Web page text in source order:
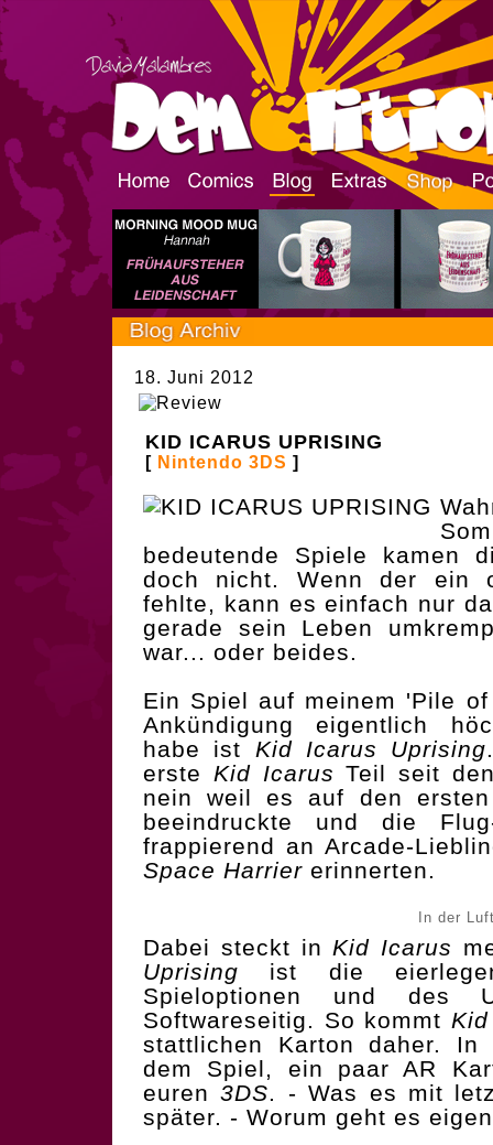
18. Juni 2012
KID ICARUS UPRISING
[ Nintendo 3DS ]
bedeutende Spiele kamen
doch nicht. Wenn der ein
fehlte, kann es einfach nur
gerade sein Leben
war... oder beides.
Ein Spiel auf meinem 'Pile
Ankündigung eigentlich
habe ist Kid Icarus Uprising
erste Kid Icarus Teil seit
nein weil es auf den ersten
beeindruckte und die
frappierend an Arcade-
Space Harrier erinnerten.
In der
Dabei steckt in Kid Icarus
Uprising ist die
Spieloptionen und des
Softwareseitig. So kommt
stattlichen Karton daher.
dem Spiel, ein paar AR
euren3DS. - Was es mit
später. - Worum geht es